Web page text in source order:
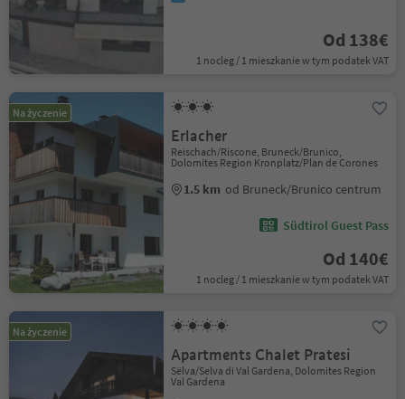
Od 138€
1 nocleg / 1 mieszkanie w tym podatek VAT
Na życzenie
Erlacher
Reischach/Riscone, Bruneck/Brunico,
Dolomites Region Kronplatz/Plan de Corones
1.5 km od Bruneck/Brunico centrum
Südtirol Guest Pass
Od 140€
1 nocleg / 1 mieszkanie w tym podatek VAT
Na życzenie
Apartments Chalet Pratesi
Sëlva/Selva di Val Gardena, Dolomites Region
Val Gardena